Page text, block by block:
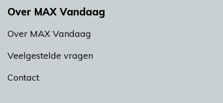
Over MAX Vandaag
Over MAX Vandaag
Veelgestelde vragen
Contact